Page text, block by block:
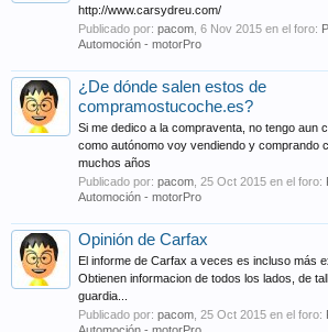
http://www.carsydreu.com/
Publicado por: pacom 6 Nov 2015 en el foro:
Automoción - motorPro
¿De dónde salen estos de
compramostucoche.es?
Si me dedico a la compraventa, no tengo aun
como autónomo voy vendiendo y comprando
muchos años
Publicado por: pacom 25 Oct 2015 en el foro:
Automoción - motorPro
Opinión de Carfax
El informe de Carfax a veces es incluso más
Obtienen informacion de todos los lados, de
guardia...
Publicado por: pacom 25 Oct 2015 en el foro: